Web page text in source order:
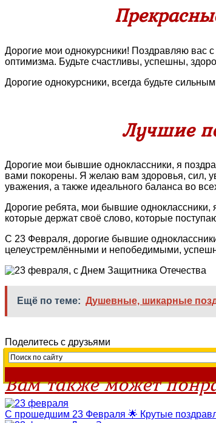
Дорогие мои однокурсники! Поздравляю вас
оптимизма. Будьте счастливы, успешны,
Дорогие однокурсники, всегда будьте
Лучшие
Дорогие мои бывшие одноклассники, я
вами покорены. Я желаю вам здоровья, сил,
уважения, а также идеального баланса во
Дорогие ребята, мои бывшие
которые держат своё слово, которые
С 23 Февраля, дорогие бывшие
целеустремлёнными и непобедимыми,
Ещё по теме: Душевные, шикарные
Поделитесь с друзьями
Вам также может
С прошедшим 23 Февраля 🌟 Крутые